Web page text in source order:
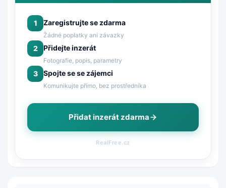
1 Zaregistrujte se zdarma
Žádné poplatky ani závazky
2 Přidejte inzerát
Fotografie, popis, parametry
3 Spojte se se zájemci
Komunikujte přímo, bez prostředníka
Přidat inzerát zdarma
RealFree.cz